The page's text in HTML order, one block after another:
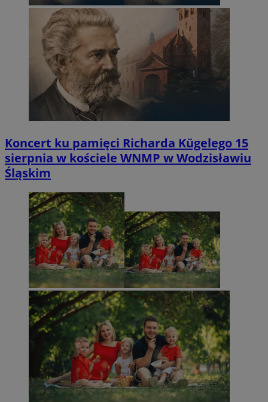
Koncert ku pamięci Richarda Kügelego 15
sierpnia w kościele WNMP w Wodzisławiu
Śląskim